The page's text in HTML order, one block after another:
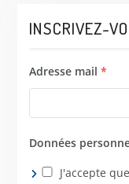
INSCRIVEZ-
Adresse mail *
Données
J'accepte